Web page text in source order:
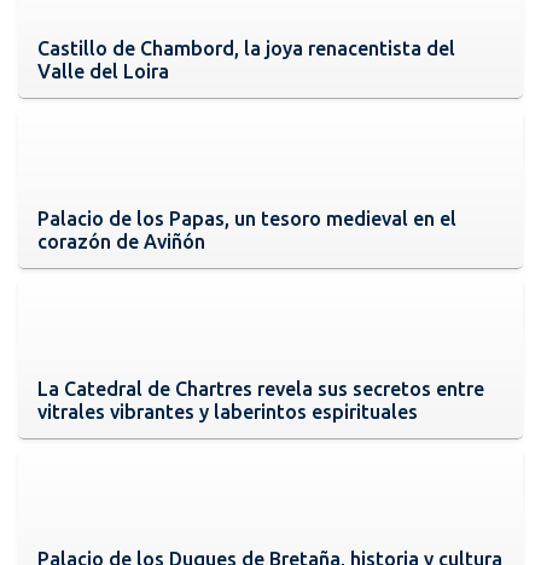
Castillo de Chambord, la joya renacentista del
Valle del Loira
Palacio de los Papas, un tesoro medieval en el
corazón de Aviñón
La Catedral de Chartres revela sus secretos entre
vitrales vibrantes y laberintos espirituales
Palacio de los Duques de Bretaña, historia y cultura